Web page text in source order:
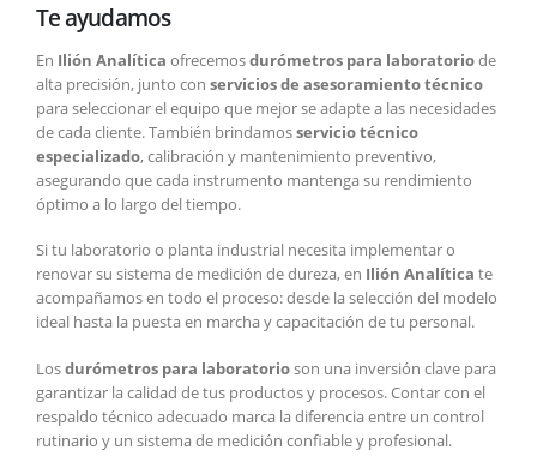
Te ayudamos
En Ilión Analítica ofrecemosdurómetros para laboratoriode
alta precisión, junto con servicios de asesoramiento técnico
para seleccionar el equipo que mejor se adapte a las necesidades
de cada cliente. También brindamosservicio técnico
especializado, calibración y mantenimiento preventivo,
asegurando que cada instrumento mantenga su rendimiento
óptimo a lo largo del tiempo.
Si tu laboratorio o planta industrial necesita implementar o
renovar su sistema de medición de dureza, en Ilión Analítica te
acompañamos en todo el proceso: desde la selección del modelo
ideal hasta la puesta en marcha y capacitación de tu personal.
Losdurómetros para laboratorioson una inversión clave para
garantizar la calidad de tus productos y procesos. Contar con el
respaldo técnico adecuado marca la diferencia entre un control
rutinario y un sistema de medición confiable y profesional.